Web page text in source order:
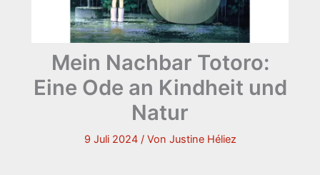
Mein Nachbar Totoro:
Eine Ode an Kindheit und
Natur
9 Juli 2024 / Von Justine Héliez